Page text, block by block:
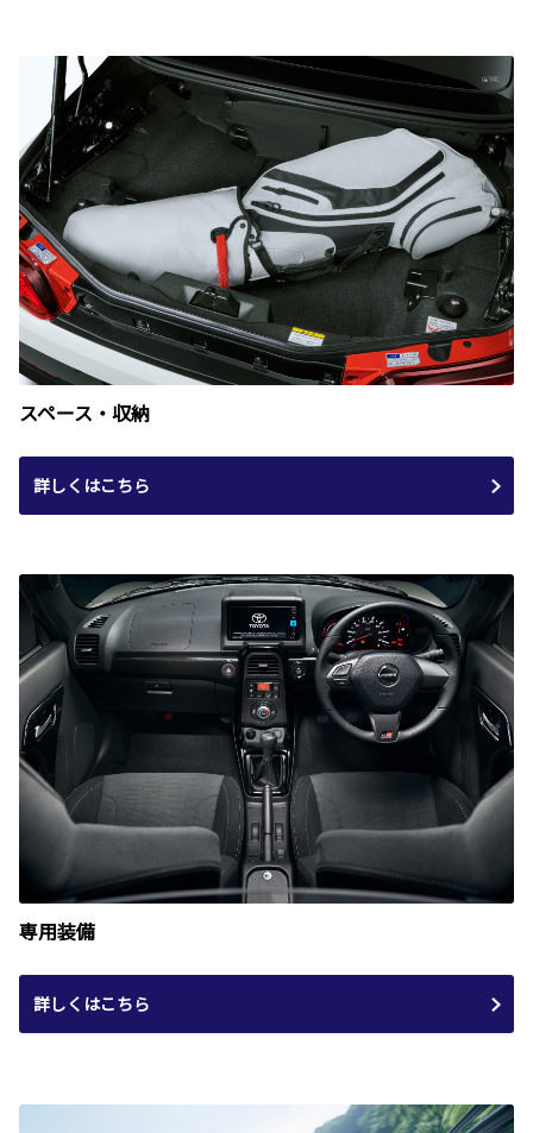
スペース・収納
詳しくはこちら
専用装備
詳しくはこちら